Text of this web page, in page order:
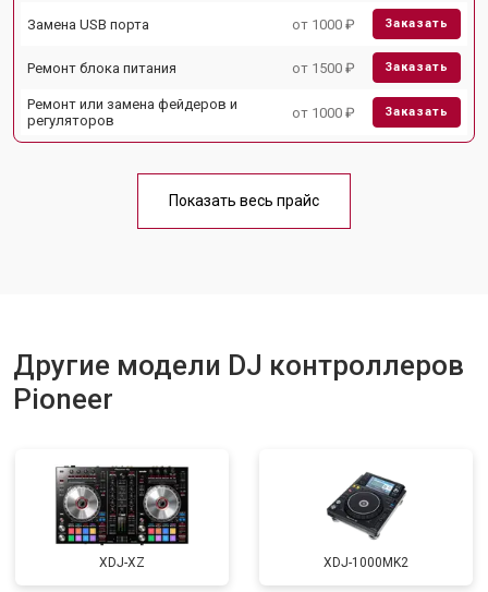
Замена USB порта от 1000 ₽ Заказать
Ремонт блока питания от 1500 ₽ Заказать
Ремонт или замена фейдеров и
регуляторов
от 1000 ₽ Заказать
Показать весь прайс
Другие модели DJ контроллеров
Pioneer
XDJ-XZ XDJ-1000MK2